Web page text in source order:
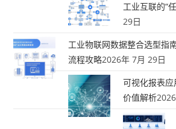
工业互联的“
29日
工业物联网数据整合选型指
流程攻略2026年 7月 29日
可视化报表
价值解析